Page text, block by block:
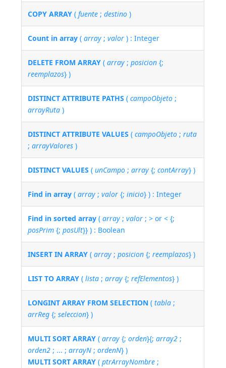
COPY ARRAY (fuente ;destino )
Count in array (array ;valor ) : Integer
DELETE FROM ARRAY (array ;posicion {;
reemplazos} )
DISTINCT ATTRIBUTE PATHS (campoObjeto ;
arrayRuta )
DISTINCT ATTRIBUTE VALUES (campoObjeto ;ruta
;arrayValores )
DISTINCT VALUES (unCampo ;array {;contArray} )
Find in array (array ;valor {;inicio} ) : Integer
Find in sorted array (array ;valor ; > or < {;
posPrim {;posUlt}} ) : Boolean
INSERT IN ARRAY (array ;posicion {;reemplazos} )
LIST TO ARRAY (lista ;array {;refElementos} )
LONGINT ARRAY FROM SELECTION (tabla ;
arrReg {;seleccion} )
MULTI SORT ARRAY (array {;orden}{;array2 ;
orden2 ; ... ;arrayN ;ordenN} )
MULTI SORT ARRAY (ptrArrayNombre ;